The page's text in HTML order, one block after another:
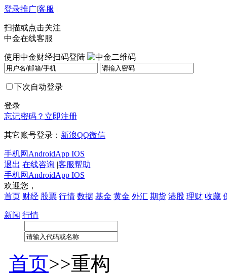
登录推广|客服 |
扫描或点击关注
中金在线客服
使用中金财经扫码登陆
下次自动登录
登录
忘记密码？ 立即注册
其它账号登录： 新浪QQ微信
手机网 AndroidApp IOS
退出 在线咨询 |客服帮助
手机网 AndroidApp IOS
欢迎您，
首页 财经 股票 行情 数据 基金 黄金 外汇 期货 港股 理财 收藏
新闻 行情
首页>>重构